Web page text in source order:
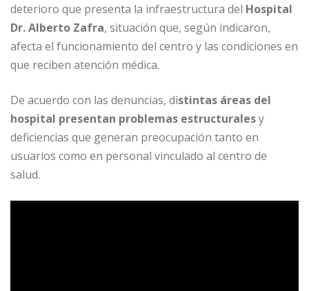
deterioro que presenta la infraestructura del Hospital
Dr. Alberto Zafra, situación que, según indicaron,
afecta el funcionamiento del centro y las condiciones en
que reciben atención médica.
De acuerdo con las denuncias, distintas áreas del
hospital presentan problemas estructuralesy
deficiencias que generan preocupación tanto en
usuarios como en personal vinculado al centro de
salud.